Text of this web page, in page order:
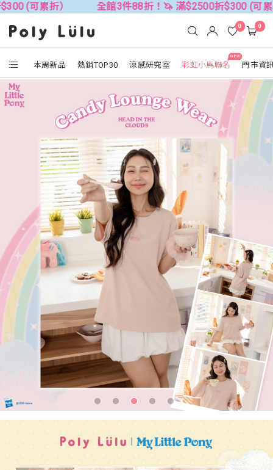
） 全館3件88折！🦄 滿$2500折$300 (可累折）
本周新品 熱銷TOP30 涼感研究室
NEW
彩虹小馬聯名 門市資
0 0